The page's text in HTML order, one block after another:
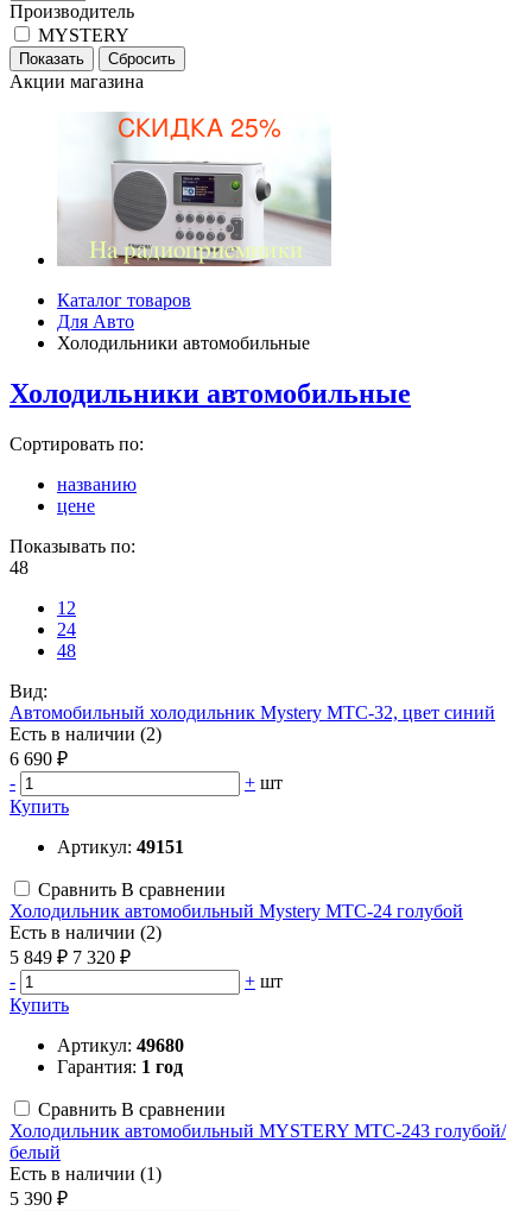
Производитель
MYSTERY
Акции магазина
Каталог товаров
Для Авто
Холодильники автомобильные
Холодильники автомобильные
Сортировать по:
названию
цене
Показывать по:
48
12
24
48
Вид:
Автомобильный холодильник Mystery MTC-32, цвет синий
Есть в наличии (2)
6 690 ₽
-
+ шт
Купить
Артикул: 49151
Сравнить В сравнении
Холодильник автомобильный Mystery MTC-24 голубой
Есть в наличии (2)
5 849 ₽ 7 320 ₽
-
+ шт
Купить
Артикул: 49680
Гарантия: 1 год
Сравнить В сравнении
Холодильник автомобильный MYSTERY MTC-243 голубой/
белый
Есть в наличии (1)
5 390 ₽